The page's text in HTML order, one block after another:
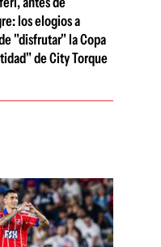
los elogios a
"disfrutar" la Copa
de City Torque